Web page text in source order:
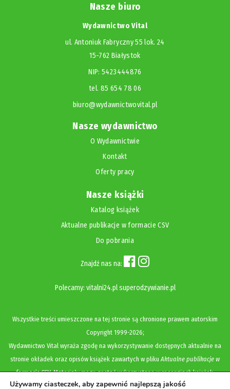
Nasze biuro
Wydawnictwo Vital
ul. Antoniuk Fabryczny 55 lok. 24
15-762 Białystok
NIP: 5423444876
tel. 85 654 78 06
biuro@wydawnictwovital.pl
Nasze wydawnictwo
O Wydawnictwie
Kontakt
Oferty pracy
Nasze książki
Katalog książek
Aktualne publikacje w formacie CSV
Do pobrania
Znajdź nas na:
Polecamy: vitalni24.pl superodzywianie.pl
Wszystkie treści umieszczone na tej stronie są chronione prawem autorskim
Copyright1999-2026;
Wydawnictwo Vital wyraża zgodę na wykorzystywanie dostępnych aktualnie na
stronie okładek oraz opisów książek zawartych w pliku Aktualne publikacje w
formacie CSV. Materiały mogą zostać wykorzystane w recenzjach książek,
katalogach internetowych, bibliotecznych (OPAC) oraz materiałach promujących
Używamy ciasteczek, aby zapewnić najlepszą jakość